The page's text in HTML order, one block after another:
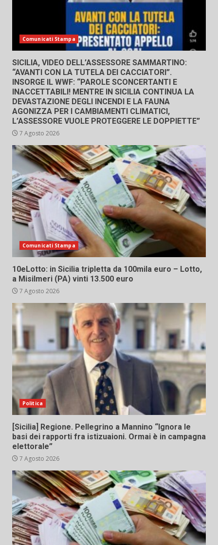
Comunicati Stampa
SICILIA, VIDEO DELL’ASSESSORE SAMMARTINO:
“AVANTI CON LA TUTELA DEI CACCIATORI”.
INSORGE IL WWF: “PAROLE SCONCERTANTI E
INACCETTABILI! MENTRE IN SICILIA CONTINUA LA
DEVASTAZIONE DEGLI INCENDI E LA FAUNA
AGONIZZA PER I CAMBIAMENTI CLIMATICI,
L’ASSESSORE VUOLE PROTEGGERE LE DOPPIETTE”
7 Agosto 2026
Comunicati Stampa
10eLotto: in Sicilia tripletta da 100mila euro – Lotto,
a Misilmeri (PA) vinti 13.500 euro
7 Agosto 2026
Politica
[Sicilia] Regione. Pellegrino a Mannino “Ignora le
basi dei rapporti fra istizuaioni. Ormai è in campagna
elettorale”
7 Agosto 2026